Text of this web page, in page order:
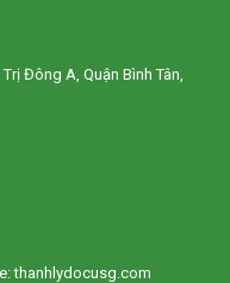
Đông A, Quận Bình Tân,
thanhlydocusg.com